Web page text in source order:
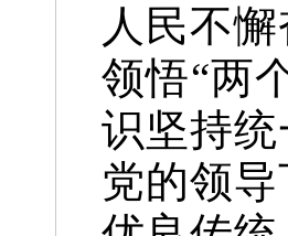
人民不
领悟“两
识坚持
党的领